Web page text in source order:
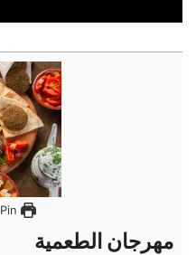
Pin
مهرجان الطعمية